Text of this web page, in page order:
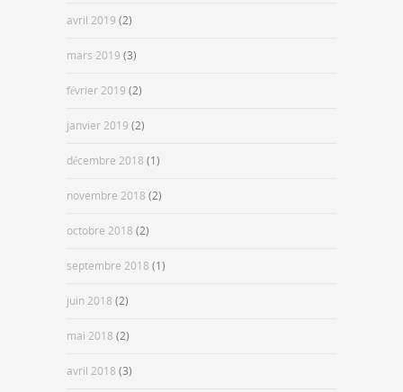
avril 2019 (2)
mars 2019 (3)
février 2019 (2)
janvier 2019 (2)
décembre 2018 (1)
novembre 2018 (2)
octobre 2018 (2)
septembre 2018 (1)
juin 2018 (2)
mai 2018 (2)
avril 2018 (3)